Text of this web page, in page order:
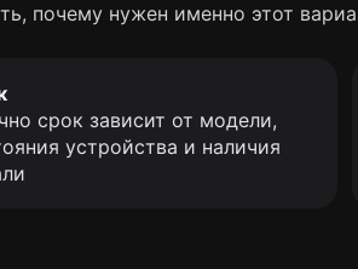
почему нужен именно этот
срок зависит от модели,
устройства и наличия